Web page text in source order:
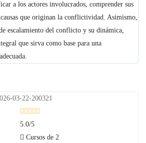
a los actores involucrados, comprender sus
que originan la conflictividad. Asimismo,
escalamiento del conflicto y su dinámica,
que sirva como base para una
5.0/5
Cursos de 2